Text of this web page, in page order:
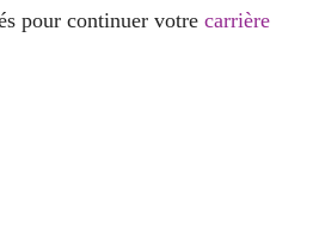
pour continuer votre carrière